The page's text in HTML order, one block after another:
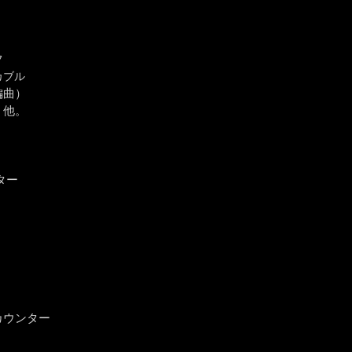
ル
）
他。
ー
ンター